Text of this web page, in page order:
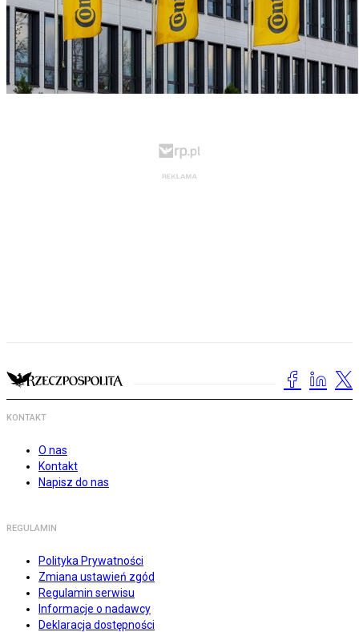
KONTAKT
O nas
Kontakt
Napisz do nas
REGULAMIN
Polityka Prywatności
Zmiana ustawień zgód
Regulamin serwisu
Informacje o nadawcy
Deklaracja dostępności